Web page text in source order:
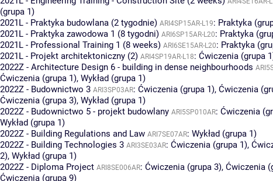
(grupa 1)
2021L - Praktyka budowlana (2 tygodnie) ARI4SP15AR-L19: Praktyka
2021L - Praktyka zawodowa 1 (8 tygodni) ARI6SP15AR-L20: Praktyka
2021L - Professional Training 1 (8 weeks) ARI6SE15AR-L20: Praktyka
2021L - Projekt architektoniczny (2) ARI4SP19AR-L18: Ćwiczenia (grupa
2022Z - Architecture Design 6 - building in dense neighbourhoods
Ćwiczenia (grupa 1), Wykład (grupa 1)
2022Z - Budownictwo 3 ARI3SP03AR: Ćwiczenia (grupa 1), Ćwiczenia
Ćwiczenia (grupa 3), Wykład (grupa 1)
2022Z - Budownictwo 5 - projekt budowlany ARI5SP010AR: Ćwiczenia
Wykład (grupa 1)
2022Z - Building Regulations and Law ARI7SE07AR: Wykład (grupa 1)
2022Z - Building Technologies 3 ARI3SE03AR: Ćwiczenia (grupa 1),
2), Wykład (grupa 1)
2022Z - Diploma Project ARI8SE006AR: Ćwiczenia (grupa 3), Ćwiczenia
Ćwiczenia (grupa 9)